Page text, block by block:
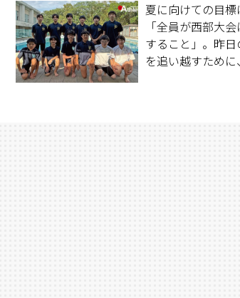
夏に向けての目標
「全員が西部大
すること」。昨
を追い越すために